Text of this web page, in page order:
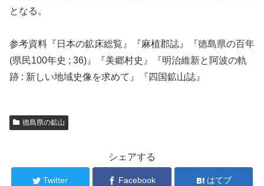
となる。
参考資料『日本の鉱床総覧』『麻植郡誌』『徳島県の百年
(県民100年史 ; 36)』『美郷村史』『明治維新と阿波の軌
跡 : 新しい地域史像を求めて』『四国鉱山誌』
徳島県の鉱山
シェアする
Twitter Facebook はてブ